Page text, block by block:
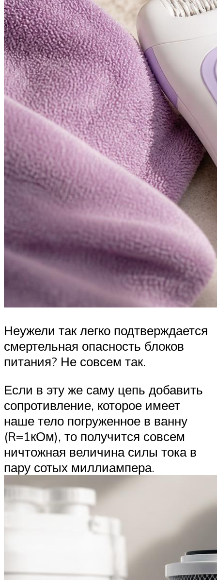
Неужели так легко подтверждается
смертельная опасность блоков
питания? Не совсем так.
Если в эту же саму цепь добавить
сопротивление, которое имеет
наше тело погруженное в ванну
(R=1кОм), то получится совсем
ничтожная величина силы тока в
пару сотых миллиампера.